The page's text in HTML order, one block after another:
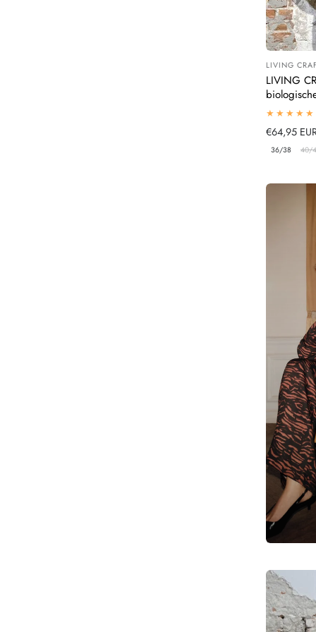
Leverancier:
LIVING
LIVING
Normale
prijs
€64,95
36/38 40/